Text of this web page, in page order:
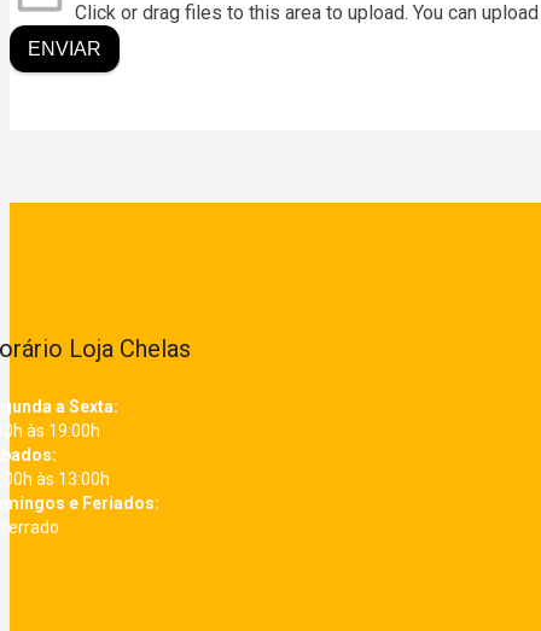
Click or drag files to this area to upload. You can
ENVIAR
Loja Chelas
a Sexta:
às 19:00h
às 13:00h
e Feriados: